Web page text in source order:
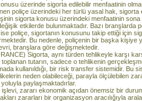
üzerinde sigorta edilebilir menfaatinin
poliçe üzerindeki her türlü yasal hak, sigorta
sigorta konusu üzerindeki menfaatinin
etkilerde bulunmaktadır. Bazı branşlarda
poliçe, sigortanın konusunu takip ettiği için
Bu nedenle, poliçenin bir başka kişiye
branşlara göre değişmektedir.
Sigorta, aynı türden tehlikeyle karşı
tutarın, sadece o tehlikenin
kullanıldığı, bir risk transfer sistemidir. Bu
neden olabileceği, parayla ölçülebilen
paylaşmaktadırlar.
işlevi, zararı ekonomik açıdan önemsiz bir
zararları bir organizasyon aracılığıyla